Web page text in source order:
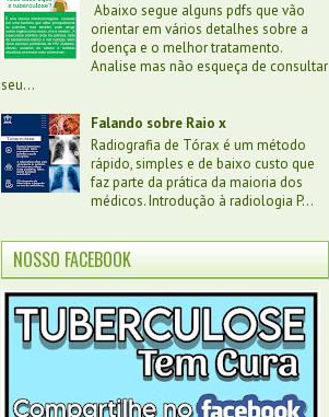
Abaixo segue alguns pdfs que vão
orientar em vários detalhes sobre a
doença e o melhor tratamento.
Analise mas não esqueça de consultar
seu...
Falando sobre Raio x
Radiografia de Tórax é um método
rápido, simples e de baixo custo que
faz parte da prática da maioria dos
médicos. Introdução à radiologia P...
NOSSO FACEBOOK